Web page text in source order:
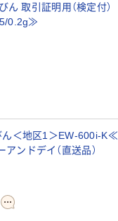
ん 取引証明用（検定付）
0.2g≫
ん＜地区1＞EW-600i-K≪
ンドデイ（直送品）